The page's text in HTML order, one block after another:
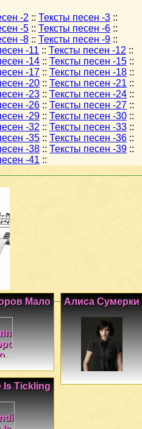
-2 :: Тексты песен -3 ::
-5 :: Тексты песен -6 ::
-8 :: Тексты песен -9 ::
-11 :: Тексты песен -12 ::
-14 :: Тексты песен -15 ::
-17 :: Тексты песен -18 ::
-20 :: Тексты песен -21 ::
-23 :: Тексты песен -24 ::
-26 :: Тексты песен -27 ::
-29 :: Тексты песен -30 ::
-32 :: Тексты песен -33 ::
-35 :: Тексты песен -36 ::
-38 :: Тексты песен -39 ::
-41 ::
Алиса Сумерки
Мало
Is Tickling